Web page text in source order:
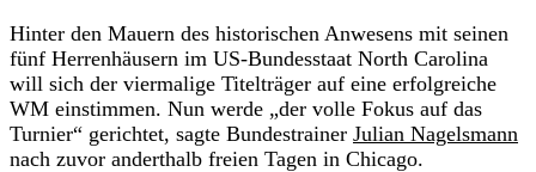
Hinter den Mauern des historischen Anwesens mit seinen
fünf Herrenhäusern im US-Bundesstaat North Carolina
will sich der viermalige Titelträger auf eine erfolgreiche
WM einstimmen. Nun werde „der volle Fokus auf das
Turnier“ gerichtet, sagte Bundestrainer Julian Nagelsmann
nach zuvor anderthalb freien Tagen in Chicago.